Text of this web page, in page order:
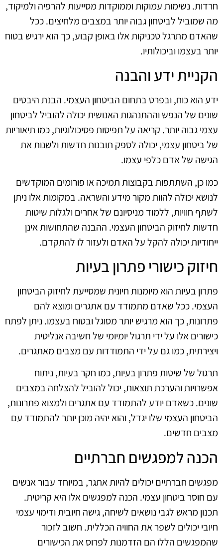
חרדות. נשימות עמוקות וממוקדות מסייעות להרפיה ולמיקוד,
מה שמוביל לביטחון גבוה יותר במצבים מלחיצים. ככל
שהאדם מתרגל טכניקות אלו באופן קבוע, כך הוא ירגיש בטוח
יותר בעצמו וביכולותיו.
הקניית ידע והבנה
ידע הוא כוח, ובפרט בתחום הביטחון העצמי. הבנת היבטים
שונים של הנפש וההתנהגות האנושית יכולה להוביל לביטחון
עצמי גבוה יותר. קריאה על תפיסות פסיכולוגיות, כמו תיאוריות
של ביטחון עצמי, יכולה לספק תובנות חדשות ולשנות את
הגישה של אדם כלפי עצמו.
כמו כן, השתתפות בקבוצות תמיכה או פורומים המוקדשים
לנושא יכולה להוות מקור מידע והשראה. במקומות אלו ניתן
לשתף חוויות, ללמוד מניסיונם של אחרים ולגלות שיטות
חדשות לחיזוק הביטחון העצמי. ההבנה שהתחושות אינן
ייחודיות יכולה להקל על האדם ולעזור לו להתקדם.
חיזוק כישורי פתרון בעיות
פתרון בעיות הוא מיומנות חיונית שמסייעת לחיזוק הביטחון
העצמי. ככל שאדם מתמודד עם אתגרים ומוצא להם
פתרונות, כך הוא מרגיש יותר מסוגל ובטוח בעצמו. ניתן לפתח
כישורים אלו על ידי תרגול יומיומי של חשיבה אנליטית
ויצירתית, כמו גם על ידי התמודדות עם מצבים מאתגרים.
תרגול של שיטות פתרון בעיות, כמו חקר בעיות, ניתוח
אפשרויות והערכת תוצאות, יכול להוביל להצלחה במצבים
שונים. כשאדם יודע להתמודד עם אתגרים ולמצוא פתרונות,
הביטחון העצמי שלו יגדל, והוא יהיה מוכן יותר להתמודד עם
מצבים חדשים.
הכנה למפגשים חברתיים
מפגשים חברתיים יכולים להיות אתגר, במיוחד עבור אנשים
עם חוסר ביטחון עצמי. הכנה למפגשים אלו היא קריטית.
תכנון מראש לגבי נושאים לשיחה, גישה חיובית ודימוי עצמי
חיובי יכולים לשפר את החוויה הכללית. חשוב לזכור
שהמפגשים הללו הם הזדמנות לפרוס את הכישורים